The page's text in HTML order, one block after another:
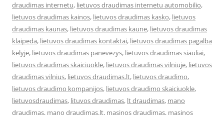
draudimas internetu, lietuvos draudimas internetu automobilio,
lietuvos draudimas kainos, lietuvos draudimas kasko, lietuvos
draudimas kaunas, lietuvos draudimas kaune, lietuvos draudimas
klaipeda, lietuvos draudimas kontaktai, lietuvos draudimas pagalba
kelyje, lietuvos draudimas panevezys, lietuvos draudimas siauliai,
lietuvos draudimas skaiciuokle, lietuvos draudimas vilniuje, lietuvos
draudimas vilnius, lietuvos draudimas.lt, lietuvos draudimo,
lietuvos draudimo kompanijos, lietuvos draudimo skaiciuokle,
lietuvosdraudimas, lituvos draudimas, lt draudimas, mano
draudimas, mano draudimas.lt, masinos draudimas, masinos